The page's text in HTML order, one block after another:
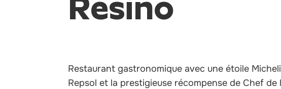
Resino
Restaurant gastronomique avec une étoile
Repsol et la prestigieuse récompense de Chef de